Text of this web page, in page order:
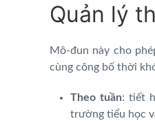
Quản lý
Mô-đun này cho
cùng công bố thời
Theo tuần: tiết
trường tiểu học